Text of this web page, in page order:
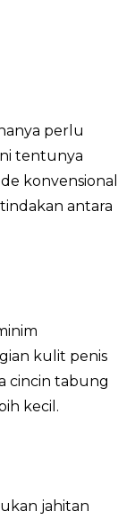
perlu
tentunya
konvensional
antara
kulit penis
cincin tabung
kecil.
jahitan